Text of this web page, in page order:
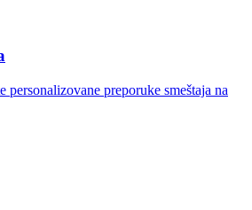
personalizovane preporuke smeštaja na